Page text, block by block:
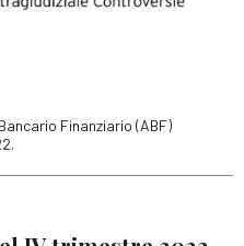
Finanziario (ABF)